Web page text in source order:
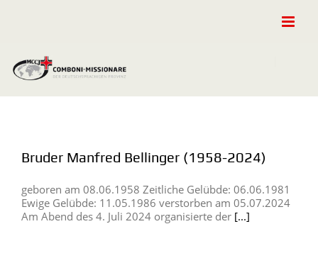
Bruder Manfred Bellinger (1958-2024)
geboren am 08.06.1958 Zeitliche Gelübde: 06.06.1981
Ewige Gelübde: 11.05.1986 verstorben am 05.07.2024
Am Abend des 4. Juli 2024 organisierte der [...]